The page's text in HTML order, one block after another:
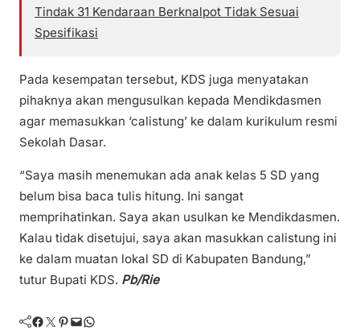
Tindak 31 Kendaraan Berknalpot Tidak Sesuai
Spesifikasi
Pada kesempatan tersebut, KDS juga menyatakan
pihaknya akan mengusulkan kepada Mendikdasmen
agar memasukkan ‘calistung’ ke dalam kurikulum resmi
Sekolah Dasar.
“Saya masih menemukan ada anak kelas 5 SD yang
belum bisa baca tulis hitung. Ini sangat
memprihatinkan. Saya akan usulkan ke Mendikdasmen.
Kalau tidak disetujui, saya akan masukkan calistung ini
ke dalam muatan lokal SD di Kabupaten Bandung,”
tutur Bupati KDS. Pb/Rie
Facebook Twitter Pinterest Mail WhatsApp